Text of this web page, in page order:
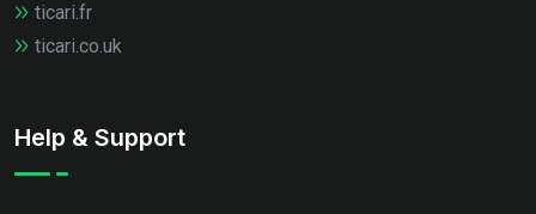
ticari.fr
ticari.co.uk
Help & Support